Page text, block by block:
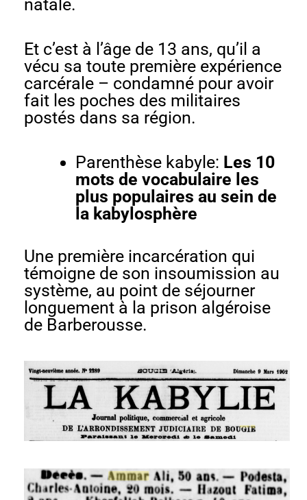
natale.
Et c’est à l’âge de 13 ans, qu’il a
vécu sa toute première expérience
carcérale – condamné pour avoir
fait les poches des militaires
postés dans sa région.
Parenthèse kabyle: Les 10
mots de vocabulaire les
plus populaires au sein de
la kabylosphère
Une première incarcération qui
témoigne de son insoumission au
système, au point de séjourner
longuement à la prison algéroise
de Barberousse.